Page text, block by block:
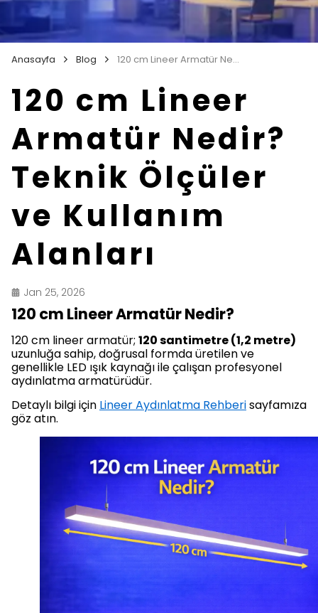
Anasayfa Blog 120 cm Lineer Armatür Nedir? Teknik Ölçüler ve Kullanım Alanları
120 cm Lineer
Armatür Nedir?
Teknik Ölçüler
ve Kullanım
Alanları
Jan 25, 2026
120 cm Lineer Armatür Nedir?
120 cm lineer armatür; 120 santimetre (1,2 metre)
uzunluğa sahip, doğrusal formda üretilen ve
genellikle LED ışık kaynağı ile çalışan profesyonel
aydınlatma armatürüdür.
Detaylı bilgi için Lineer Aydınlatma Rehberisayfamıza
göz atın.